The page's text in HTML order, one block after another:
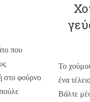
που
στο φούρνο
Το
ένα
Βάλτε